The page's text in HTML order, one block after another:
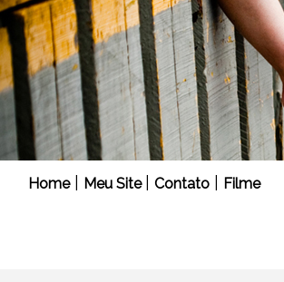
Home| Meu Site Contato Filme